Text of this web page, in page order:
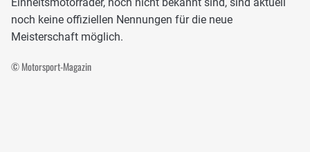
noch keine offiziellen Nennungen für die neue
Meisterschaft möglich.
© Motorsport-Magazin